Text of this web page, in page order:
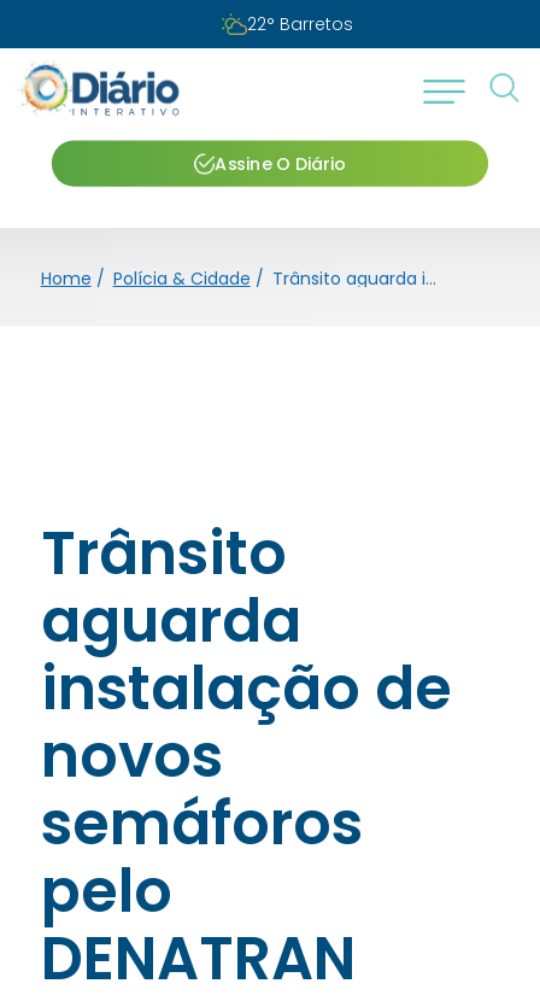
22° Barretos
Assine O Diário
Home / Polícia & Cidade / Trânsito aguarda instalação de novos semáforos pelo DENATRAN
Trânsito
aguarda
instalação de
novos
semáforos
pelo
DENATRAN